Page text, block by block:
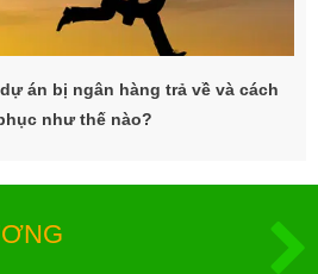
án bị ngân hàng trả về và cách
như thế nào?